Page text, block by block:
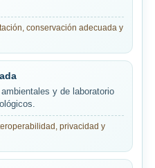
conservación adecuada y
y de laboratorio
privacidad y